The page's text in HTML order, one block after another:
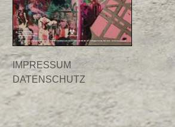
IMPRESSUM
DATENSCHUTZ